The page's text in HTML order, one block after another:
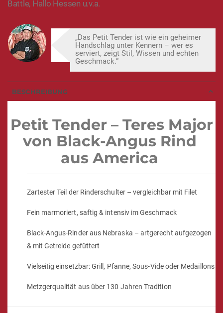
Battle, Hallo Hessen u.v.a.
„Das Petit Tender ist wie ein geheimer
Handschlag unter Kennern – wer es
serviert, zeigt Stil, Wissen und echten
Geschmack.“
BESCHREIBUNG
Petit Tender – Teres Major
von Black-Angus Rind
aus America
Zartester Teil der Rinderschulter – vergleichbar mit Filet
Fein marmoriert, saftig & intensiv im Geschmack
Black-Angus-Rinder aus Nebraska – artgerecht aufgezogen
& mit Getreide gefüttert
Vielseitig einsetzbar: Grill, Pfanne, Sous-Vide oder Medaillons
Metzgerqualität aus über 130 Jahren Tradition